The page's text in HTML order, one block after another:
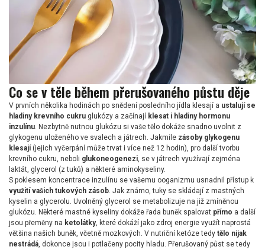
Co se v těle během přerušovaného půstu děje
V prvních několika hodinách po snědení posledního jídla klesají a ustalují se
hladiny krevního cukru glukózy a začínají klesat i hladiny hormonu
inzulínu. Nezbytně nutnou glukózu si vaše tělo dokáže snadno uvolnit z
glykogenu uloženého ve svalech a játrech. Jakmile zásoby glykogenu
klesají (jejich vyčerpání může trvat i více než 12 hodin), pro další tvorbu
krevního cukru, neboli glukoneogenezi, se v játrech využívají zejména
laktát, glycerol (z tuků) a některé aminokyseliny.
S poklesem koncentrace inzulínu se vašemu ooganizmu usnadnil přístup k
využití vašich tukových zásob. Jak známo, tuky se skládají z mastných
kyselin a glycerolu. Uvolněný glycerol se metabolizuje na již zmíněnou
glukózu. Některé mastné kyseliny dokáže řada buněk spalovat přímo a další
jsou přeměny na ketolátky, které dokáží jako zdroj energie využít naprostá
většina našich buněk, včetně mozkových. V nutriční ketóze tedy tělo nijak
nestrádá, dokonce jsou i potlačeny pocity hladu. Přerušovaný půst se tedy